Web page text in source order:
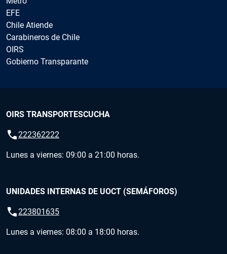
EFE
Chile Atiende
Carabineros de Chile
OIRS
Gobierno Transparante
OIRS TRANSPORTESCUCHA
call222362222
Lunes a viernes: 09:00 a 21:00 horas.
UNIDADES INTERNAS DE UOCT (SEMÁFOROS)
call223801635
Lunes a viernes: 08:00 a 18:00 horas.